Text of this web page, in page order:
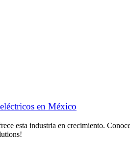
en México
esta industria en crecimiento.